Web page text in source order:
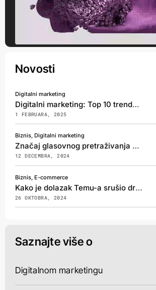
Novosti
Digitalni marketing
Digitalni marketing: Top 10 trendova za 2025. godinu
1 FEBRUARA, 2025
Biznis, Digitalni marketing
Značaj glasovnog pretraživanja u digitalnom marketingu
12 DECEMBRA, 2024
Biznis, E-commerce
Kako je dolazak Temu-a srušio dropshipping industriju u BiH?
26 OKTOBRA, 2024
Saznajte više o
Digitalnom marketingu